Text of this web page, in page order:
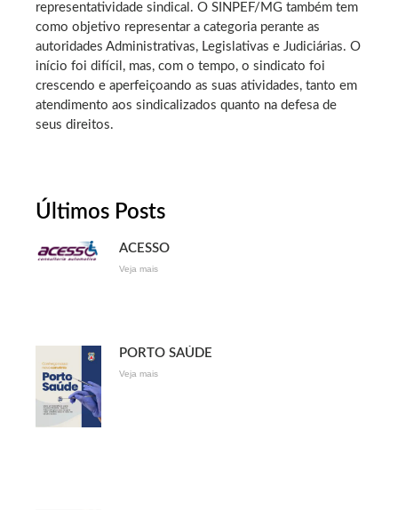
representatividade sindical. O SINPEF/MG também tem
como objetivo representar a categoria perante as
autoridades Administrativas, Legislativas e Judiciárias. O
início foi difícil, mas, com o tempo, o sindicato foi
crescendo e aperfeiçoando as suas atividades, tanto em
atendimento aos sindicalizados quanto na defesa de
seus direitos.
Últimos Posts
ACESSO
Veja mais
PORTO SAÚDE
Veja mais